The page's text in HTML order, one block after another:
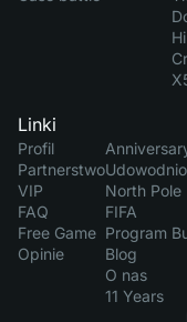
Linki
Profil
Partnerstwo
VIP
FAQ
Free Game
Opinie
North Pole
FIFA
Program
Blog
O nas
11 Years